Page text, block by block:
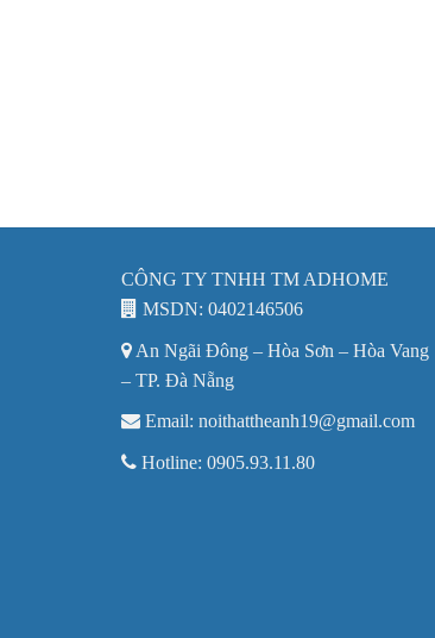
CÔNG TY TNHH TM ADHOME
MSDN: 0402146506
An Ngãi Đông – Hòa Sơn – Hòa Vang
– TP. Đà Nẵng
Email: noithattheanh19@gmail.com
Hotline: 0905.93.11.80